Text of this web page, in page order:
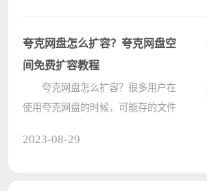
信文件打开方式设置了默认wps怎么
修????
夸克网盘怎么扩容？夸克网盘空
间免费扩容教程
夸克网盘怎么扩容？很多用户在
使用夸克网盘的时候，可能存的文件
2023-08-29